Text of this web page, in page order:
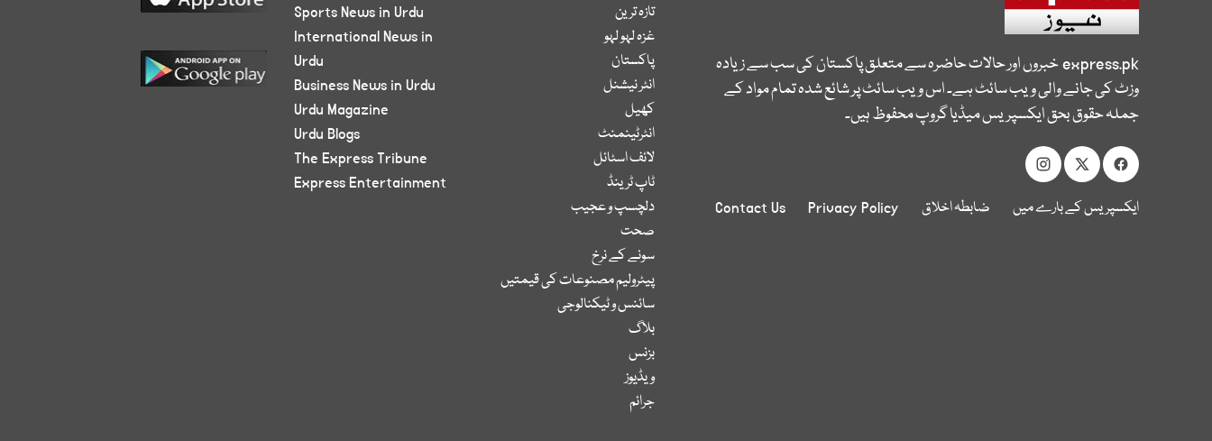
express.pkخبروں اور حالات حاضرہ سے متعلق پاکستان کی سب سے زیادہ
وزٹ کی جانے والی ویب سائٹ ہے۔ اس ویب سائٹ پر شائع شدہ تمام مواد کے
جملہ حقوق بحق ایکسپریس میڈیا گروپ محفوظ ہیں۔
ایکسپریس کے بارے میں ضابطہ اخلاق Privacy Policy
Contact Us
تازہ ترین
غزہ لہو لہو
پاکستان
انٹر نیشنل
کھیل
انٹرٹینمنٹ
لائف اسٹائل
ٹاپ ٹرینڈ
دلچسپ و عجیب
صحت
سونے کے نرخ
پیٹرولیم مصنوعات کی قیمتیں
سائنس و ٹیکنالوجی
بلاگ
بزنس
ویڈیوز
جرائم
Sports News in Urdu
International News in
Urdu
Business News in Urdu
Urdu Magazine
Urdu Blogs
The Express Tribune
Express Entertainment